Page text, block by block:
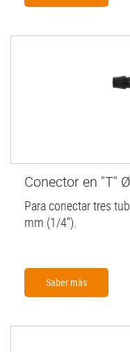
Conector en "T"
Para conectar tres
mm (1/4'').
Saber màs